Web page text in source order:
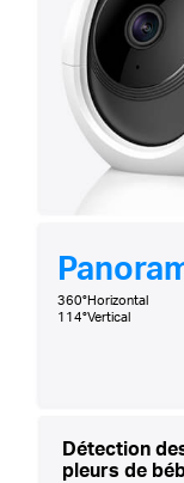
360°Horizontal
114°Vertical
Détection
pleurs de